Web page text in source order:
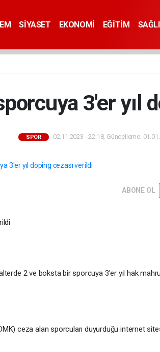
SİYASET EKONOMİ EĞİTİM
3'er yıl
SPOR 02.11.2023 - 22:18, Güncelleme:
ABONE OL
2 ve boksta bir sporcuya 3'er yıl hak
ceza alan sporcuları duyurduğu internet